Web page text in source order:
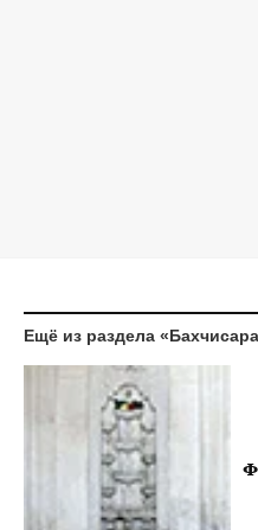
Ещё из раздела